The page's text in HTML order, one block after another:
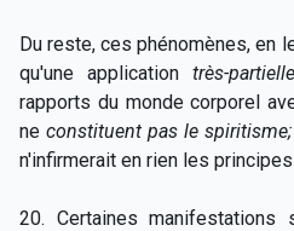
Du reste, ces phénomènes, en
qu'une application très-
rapports du monde corporel
ne constituent pas le
n'infirmerait en rien les
20. Certaines